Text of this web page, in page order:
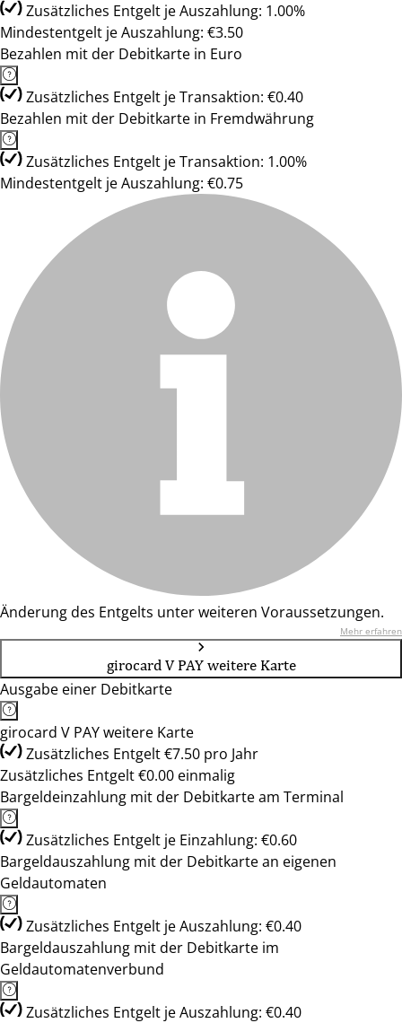
Zusätzliches Entgelt je Auszahlung: 1.00%
Mindestentgelt je Auszahlung: €3.50
Bezahlen mit der Debitkarte in Euro
Zusätzliches Entgelt je Transaktion: €0.40
Bezahlen mit der Debitkarte in Fremdwährung
Zusätzliches Entgelt je Transaktion: 1.00%
Mindestentgelt je Auszahlung: €0.75
Änderung des Entgelts unter weiteren Voraussetzungen.
Mehr erfahren
girocard V PAY weitere Karte
Ausgabe einer Debitkarte
girocard V PAY weitere Karte
Zusätzliches Entgelt €7.50 pro Jahr
Zusätzliches Entgelt €0.00 einmalig
Bargeldeinzahlung mit der Debitkarte am Terminal
Zusätzliches Entgelt je Einzahlung: €0.60
Bargeldauszahlung mit der Debitkarte an eigenen
Geldautomaten
Zusätzliches Entgelt je Auszahlung: €0.40
Bargeldauszahlung mit der Debitkarte im
Geldautomatenverbund
Zusätzliches Entgelt je Auszahlung: €0.40